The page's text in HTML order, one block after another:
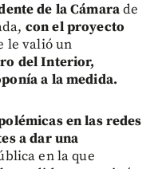
de la Cámarade
con el proyecto
le valió un
del Interior,
a la medida.
en las redes
a dar una
en la que